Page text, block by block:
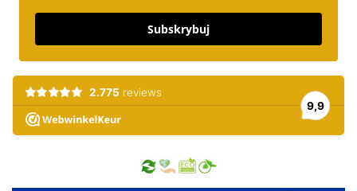
Subskrybuj